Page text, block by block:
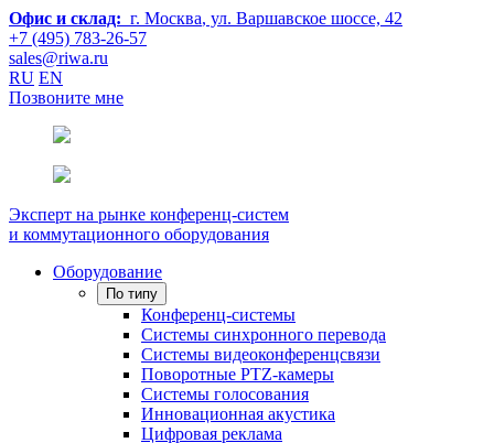
Офис и склад: г. Москва, ул. Варшавское шоссе, 42
+7 (495) 783-26-57
sales@riwa.ru
RU EN
Позвоните мне
Эксперт на рынке конференц-систем
и коммутационного оборудования
Оборудование
По типу
Конференц-системы
Системы синхронного перевода
Системы видеоконференцсвязи
Поворотные PTZ-камеры
Системы голосования
Инновационная акустика
Цифровая реклама